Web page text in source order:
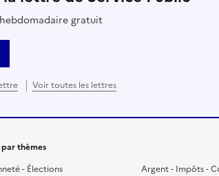
gratuit
Voir toutes les lettres
thèmes
- Élections
Argent - Impôts -